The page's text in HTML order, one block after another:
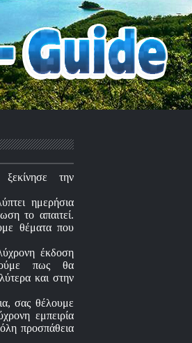
την
ημερήσια
το απαιτεί.
θέματα που
έκδοση
πως θα
και στην
σας θέλουμε
εμπειρία
προσπάθεια